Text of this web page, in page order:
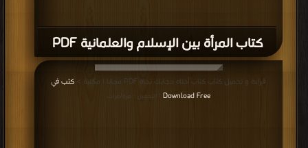
كتاب المرأة بين الإسلام والعلمانية PDF
قراءة و تحميل كتاب كتاب أختاه حجابك نجاة PDF مجانا | مكتبة >
كتب في
Download Free | التحميل : مرة/مرات